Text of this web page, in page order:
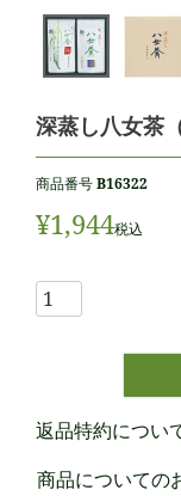
深蒸し八女茶
商品番号 B16322
¥1,944税込
返品特約につい
商品についての